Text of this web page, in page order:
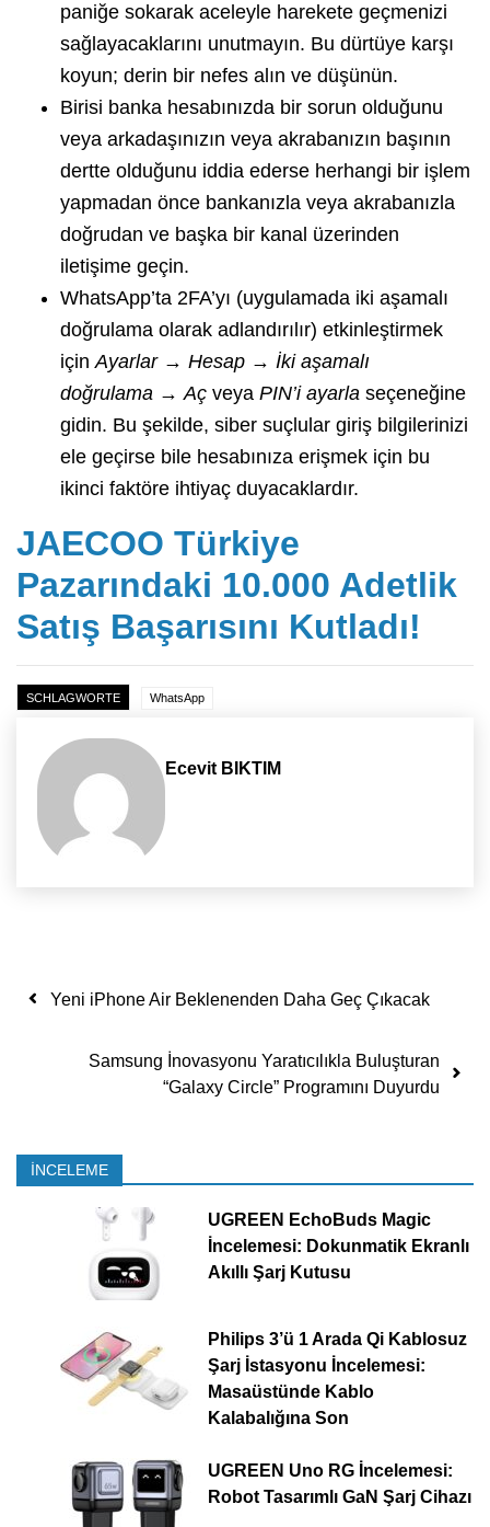
paniğe sokarak aceleyle harekete geçmenizi
sağlayacaklarını unutmayın. Bu dürtüye karşı
koyun; derin bir nefes alın ve düşünün.
Birisi banka hesabınızda bir sorun olduğunu
veya arkadaşınızın veya akrabanızın başının
dertte olduğunu iddia ederse herhangi bir işlem
yapmadan önce bankanızla veya akrabanızla
doğrudan ve başka bir kanal üzerinden
iletişime geçin.
WhatsApp’ta 2FA’yı (uygulamada iki aşamalı
doğrulama olarak adlandırılır) etkinleştirmek
içinAyarlar → Hesap → İki aşamalı
doğrulama →Aç veya PIN’i ayarla seçeneğine
gidin. Bu şekilde, siber suçlular giriş bilgilerinizi
ele geçirse bile hesabınıza erişmek için bu
ikinci faktöre ihtiyaç duyacaklardır.
JAECOO Türkiye
Pazarındaki 10.000 Adetlik
Satış Başarısını Kutladı!
SCHLAGWORTE WhatsApp
Ecevit BIKTIM
Yazı dolaşımı
Yeni iPhone Air Beklenenden Daha Geç Çıkacak
Samsung İnovasyonu Yaratıcılıkla Buluşturan
“Galaxy Circle” Programını Duyurdu
İNCELEME
UGREEN EchoBuds Magic
İncelemesi: Dokunmatik Ekranlı
Akıllı Şarj Kutusu
Philips 3’ü 1 Arada Qi Kablosuz
Şarj İstasyonu İncelemesi:
Masaüstünde Kablo
Kalabalığına Son
UGREEN Uno RG İncelemesi:
Robot Tasarımlı GaN Şarj Cihazı